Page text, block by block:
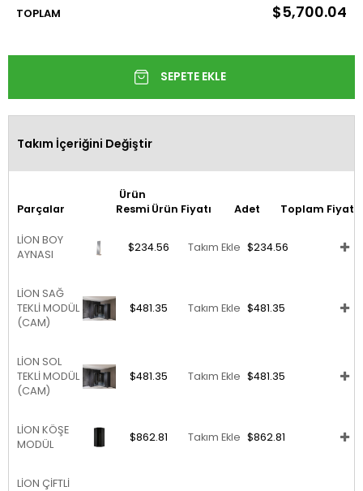
TOPLAM $5,700.04
Takım İçeriğini Değiştir
Parçalar
Ürün
Resmi Ürün Fiyatı Adet Toplam Fiyat
LİON BOY
AYNASI
$234.56 Takım Ekle $234.56
LİON SAĞ
TEKLİ MODÜL
(CAM)
$481.35 Takım Ekle $481.35
LİON SOL
TEKLİ MODÜL
(CAM)
$481.35 Takım Ekle $481.35
LİON KÖŞE
MODÜL
$862.81 Takım Ekle $862.81
LİON ÇİFTLİ